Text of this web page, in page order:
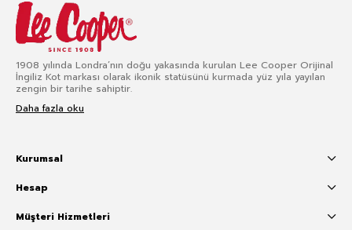
1908 yılında Londra’nın doğu yakasında kurulan Lee Cooper Orijinal
İngiliz Kot markası olarak ikonik statüsünü kurmada yüz yıla yayılan
zengin bir tarihe sahiptir.
Daha fazla oku
Kurumsal
Hesap
Müşteri Hizmetleri